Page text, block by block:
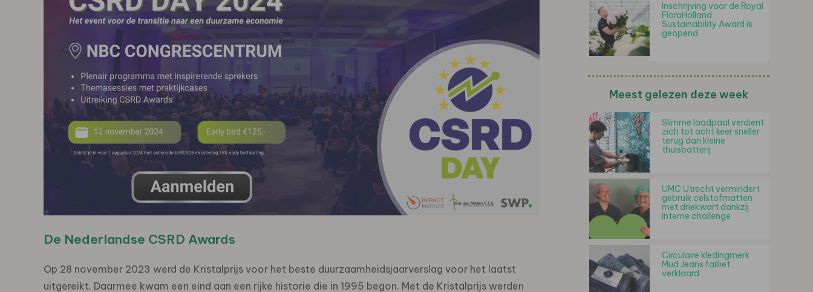
De Nederlandse CSRD Awards
Op 28 november 2023 werd de Kristalprijs voor het beste duurzaamheidsjaarverslag voor het laatst
uitgereikt. Daarmee kwam een eind aan een rijke historie die in 1995 begon. Met de Kristalprijs werden
Inschrijving voor de Royal
FloraHolland
Sustainability Award is
geopend
Meest gelezen deze week
Slimme laadpaal verdient
zich tot acht keer sneller
terug dan kleine
thuisbatterij
UMC Utrecht vermindert
gebruik celstofmatten
met driekwart dankzij
interne challenge
Circulaire kledingmerk
Mud Jeans failliet
verklaard